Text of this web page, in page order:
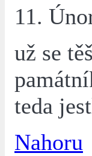
11.
už se
teda
Nahoru